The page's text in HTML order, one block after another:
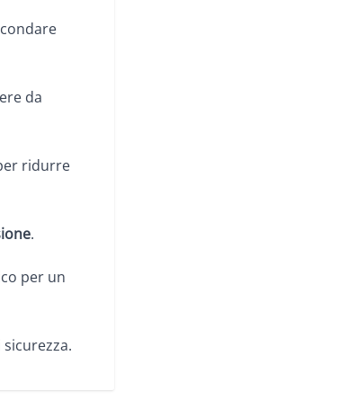
da
ridurre
.
per un